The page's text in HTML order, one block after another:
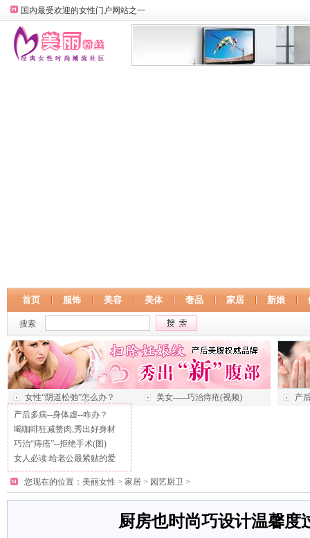
国内最受欢迎的女性门户网站之一
首页 服饰 美容 美体 奢品 家居 新娘
搜索
女性“阴道松弛”怎么办？ 美女-----巧治痔疮(视频)
产
产后多病--身体虚--咋办？
喝咖啡狂减赘肉,秀出好身材
巧治“痔疮”--拒绝手术(图)
女人必读:给老公最紧贴的爱
您现在的位置： 美丽女性 > 家居 > 园艺厨卫 >
厨房也时尚巧设计温馨度